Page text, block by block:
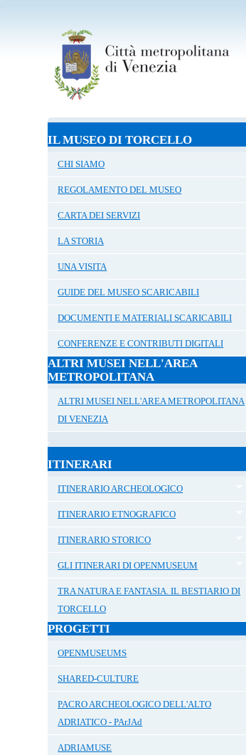
IL MUSEO DI TORCELLO
CHI SIAMO
REGOLAMENTO DEL MUSEO
CARTA DEI SERVIZI
LA STORIA
UNA VISITA
GUIDE DEL MUSEO SCARICABILI
DOCUMENTI E MATERIALI SCARICABILI
CONFERENZE E CONTRIBUTI DIGITALI
ALTRI MUSEI NELL'AREA
METROPOLITANA
ALTRI MUSEI NELL'AREA METROPOLITANA
DI VENEZIA
ITINERARI
ITINERARIO ARCHEOLOGICO
ITINERARIO ETNOGRAFICO
ITINERARIO STORICO
GLI ITINERARI DI OPENMUSEUM
TRA NATURA E FANTASIA. IL BESTIARIO DI
TORCELLO
PROGETTI
OPENMUSEUMS
SHARED-CULTURE
PACRO ARCHEOLOGICO DELL'ALTO
ADRIATICO - PArJAd
ADRIAMUSE